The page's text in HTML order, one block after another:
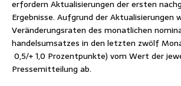
erfordern Aktualisierungen der ersten
Ergebnisse. Aufgrund der Aktualisierungen
Veränderungsraten des monatlichen
handelsumsatzes in den letzten zwölf
0,5/+ 1,0 Prozentpunkte) vom Wert der
Pressemitteilung ab.